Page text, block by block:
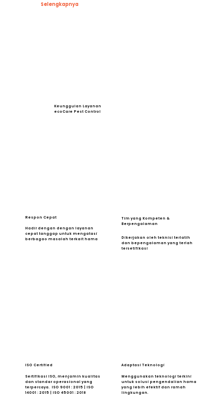
Keunggulan Layanan
ecoCare Pest Control
Adaptasi Teknologi
Menggunakan teknologi terkini
untuk solusi pengendalian hama
yang lebih efektif dan ramah
lingkungan.
ISO Certified
Sertifikasi ISO, menjamin kualitas
dan standar operasional yang
terpercaya. ISO 9001 : 2015 | ISO
14001 : 2015 | ISO 45001 : 2018
Tim yang Kompeten &
Berpengalaman
Dikerjakan oleh teknisi terlatih
dan bepengalaman yang terlah
tersetifikasi
Respon Cepat
Hadir dengan dengan layanan
cepat tanggap untuk mengatasi
berbagao masalah terkait hama
Selengkapnya